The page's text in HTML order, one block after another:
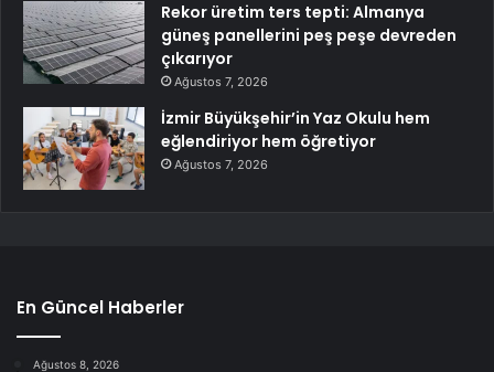
Rekor üretim ters tepti: Almanya
güneş panellerini peş peşe devreden
çıkarıyor
Ağustos 7, 2026
İzmir Büyükşehir’in Yaz Okulu hem
eğlendiriyor hem öğretiyor
Ağustos 7, 2026
En Güncel Haberler
Ağustos 8, 2026